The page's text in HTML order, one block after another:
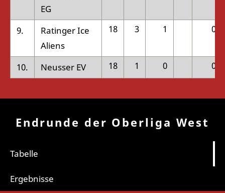
EG
9.
Ratinger Ice
Aliens
18 3 1 0
10. Neusser EV 18 1 0 0
Endrunde der Oberliga West
Tabelle
Ergebnisse